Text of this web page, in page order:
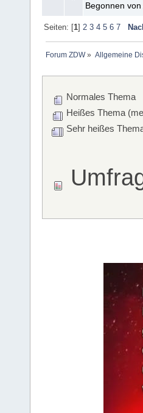
Begonnen von
Seiten: [1] 2 3 4 5 6 7
Forum ZDW» Allgemeine
Normales Thema
Heißes Thema
Sehr heißes